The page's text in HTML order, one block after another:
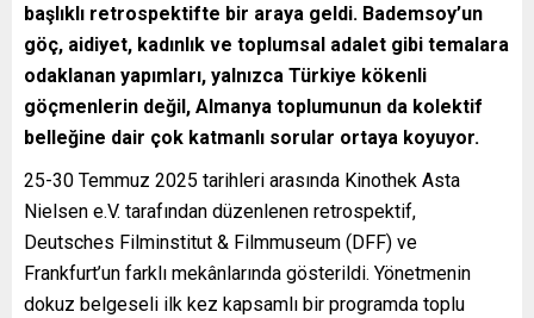
başlıklı retrospektifte bir araya geldi. Bademsoy’un
göç, aidiyet, kadınlık ve toplumsal adalet gibi temalara
odaklanan yapımları, yalnızca Türkiye kökenli
göçmenlerin değil, Almanya toplumunun da kolektif
belleğine dair çok katmanlı sorular ortaya koyuyor.
25-30 Temmuz 2025 tarihleri arasında Kinothek Asta
Nielsen e.V. tarafından düzenlenen retrospektif,
Deutsches Filminstitut & Filmmuseum (DFF) ve
Frankfurt’un farklı mekânlarında gösterildi. Yönetmenin
dokuz belgeseli ilk kez kapsamlı bir programda toplu